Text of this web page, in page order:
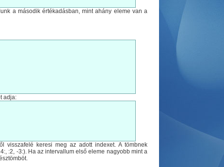
a második értékadásban, mint ahány eleme van a
adja:
visszafelé keresi meg az adott indexet. A tömbnek
:2, -3:). Ha az intervallum első eleme nagyobb mint a